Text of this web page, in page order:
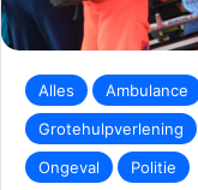
Alles Ambulance
Grotehulpverlening
Ongeval
Politie